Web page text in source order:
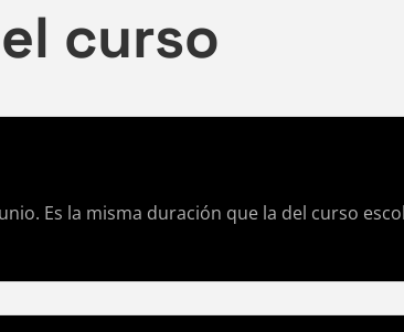
curso
Es la misma duración que la del curso